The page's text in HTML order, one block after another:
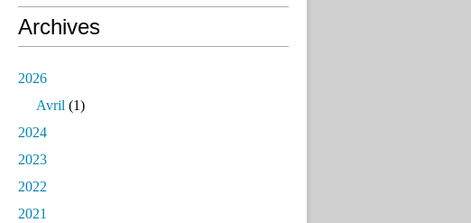
Archives
2026
Avril (1)
2024
2023
2022
2021